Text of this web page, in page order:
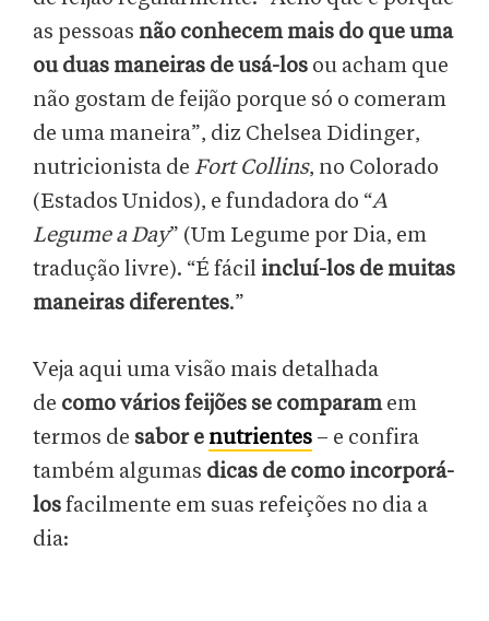
as pessoas não conhecem mais do que uma
ou duas maneiras de usá-los ou acham que
não gostam de feijão porque só o comeram
de uma maneira”, diz Chelsea Didinger,
nutricionista de Fort Collins, no Colorado
(Estados Unidos), e fundadora do “A
Legume a Day” (Um Legume por Dia, em
tradução livre). “É fácil incluí-los de muitas
maneiras diferentes.”
Veja aqui uma visão mais detalhada
de como vários feijões se comparamem
termos de sabor e nutrientes – e confira
também algumas dicas de como incorporá-
losfacilmente em suas refeições no dia a
dia: